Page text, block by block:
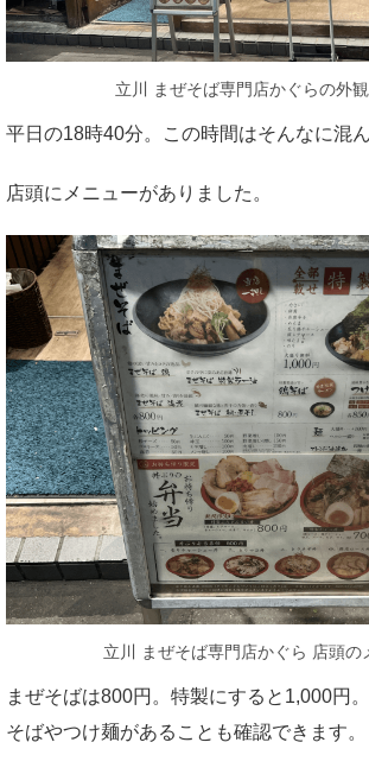
立川 まぜそば専門店かぐらの外
平日の18時40分。この時間はそんなに混
店頭にメニューがありました。
立川 まぜそば専門店かぐら 店頭の
まぜそばは800円。特製にすると1,000円
そばやつけ麺があることも確認できます。